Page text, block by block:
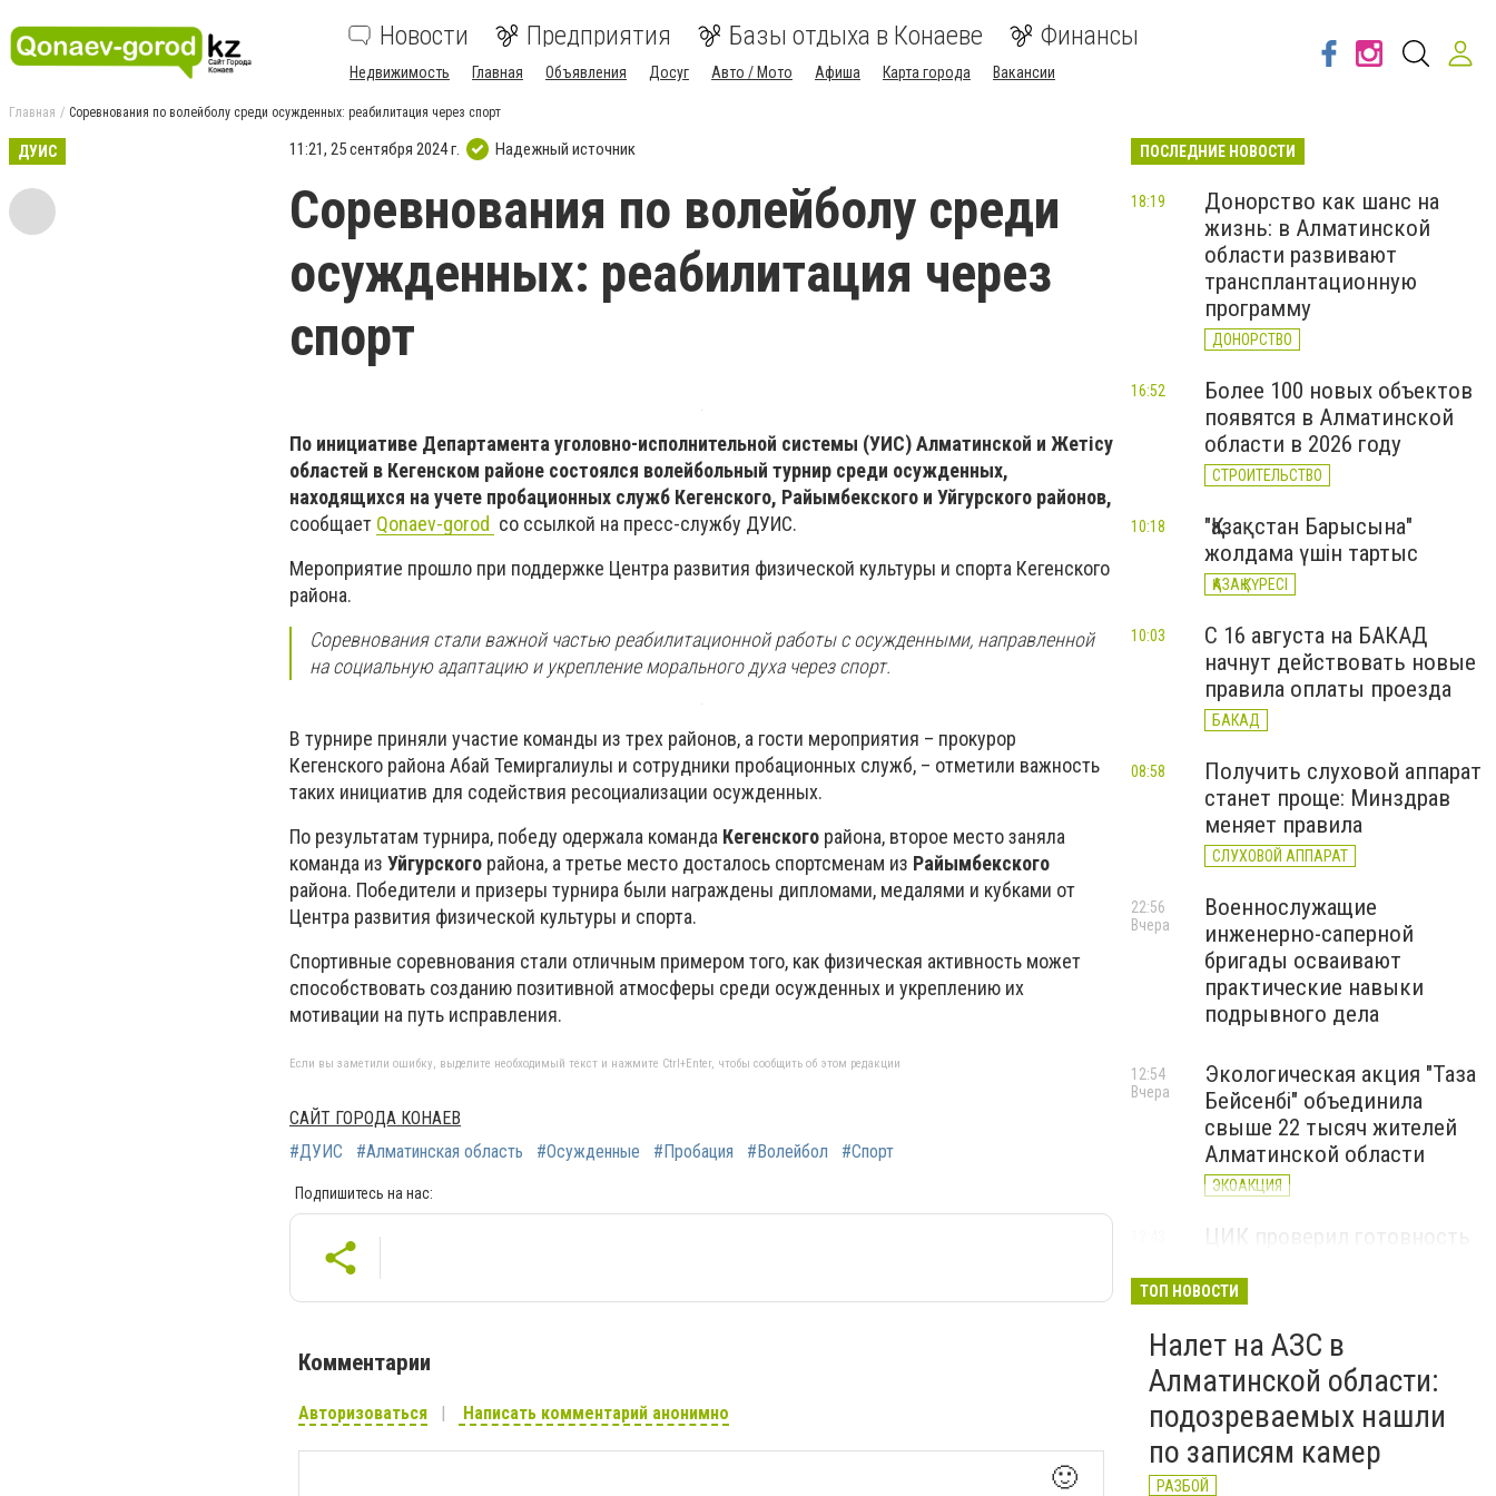
Новости Предприятия Базы отдыха в Конаеве Финансы
Недвижимость Главная Объявления Досуг Авто / Мото Афиша Карта города Вакансии
Главная Соревнования по волейболу среди осужденных: реабилитация через спорт
ДУИС 11:21, 25 сентября 2024 г. Надежный источник
Соревнования по волейболу среди
осужденных: реабилитация через
спорт
По инициативе Департамента уголовно-исполнительной системы (УИС) Алматинской и Жетісу
областей в Кегенском районе состоялся волейбольный турнир среди осужденных,
находящихся на учете пробационных служб Кегенского, Райымбекского и Уйгурского районов,
сообщает Qonaev-gorod со ссылкой на пресс-службу ДУИС.
Мероприятие прошло при поддержке Центра развития физической культуры и спорта Кегенского
района.
Соревнования стали важной частью реабилитационной работы с осужденными, направленной
на социальную адаптацию и укрепление морального духа через спорт.
В турнире приняли участие команды из трех районов, а гости мероприятия – прокурор
Кегенского района Абай Темиргалиулы и сотрудники пробационных служб, – отметили важность
таких инициатив для содействия ресоциализации осужденных.
По результатам турнира, победу одержала команда Кегенского района, второе место заняла
команда из Уйгурского района, а третье место досталось спортсменам из Райымбекского
района. Победители и призеры турнира были награждены дипломами, медалями и кубками от
Центра развития физической культуры и спорта.
Спортивные соревнования стали отличным примером того, как физическая активность может
способствовать созданию позитивной атмосферы среди осужденных и укреплению их
мотивации на путь исправления.
Если вы заметили ошибку, выделите необходимый текст и нажмите Ctrl+Enter, чтобы сообщить об этом редакции
САЙТ ГОРОДА КОНАЕВ
#ДУИС
#Алматинская область #Осужденные #Пробация #Волейбол #Спорт
Подпишитесь на нас:
Комментарии
Авторизоваться Написать комментарий анонимно
🙂
ПОСЛЕДНИЕ НОВОСТИ
Донорство как шанс на
жизнь: в Алматинской
области развивают
трансплантационную
программу
ДОНОРСТВО
18:19
Более 100 новых объектов
появятся в Алматинской
области в 2026 году
СТРОИТЕЛЬСТВО
16:52
"Қазақстан Барысына"
жолдама үшін тартыс
ҚАЗАҚ КҮРЕСІ
10:18
С 16 августа на БАКАД
начнут действовать новые
правила оплаты проезда
БАКАД
10:03
Получить слуховой аппарат
станет проще: Минздрав
меняет правила
СЛУХОВОЙ АППАРАТ
08:58
Военнослужащие
инженерно-саперной
бригады осваивают
практические навыки
подрывного дела
22:56
Вчера
Экологическая акция "Таза
Бейсенбі" объединила
свыше 22 тысяч жителей
Алматинской области
ЭКОАКЦИЯ
12:54
Вчера
ЦИК проверил готовность
выборам депутатов
ВЫБОРЫ
ТОП НОВОСТИ
Налет на АЗС в
Алматинской области:
подозреваемых нашли
по записям камер
РАЗБОЙ